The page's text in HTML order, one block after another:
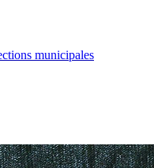
municipales